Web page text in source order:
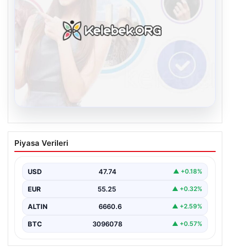
Kelebek sohbet platformu İle Dijital
İletişimin Güvenli Adresi Ve Chat
İnternet çağında insanların güvenli bir biçimde bağlantı
Piyasa Verileri
USD 47.74 ▲ +0.18%
EUR 55.25 ▲ +0.32%
ALTIN 6660.6 ▲ +2.59%
BTC 3096078 ▲ +0.57%